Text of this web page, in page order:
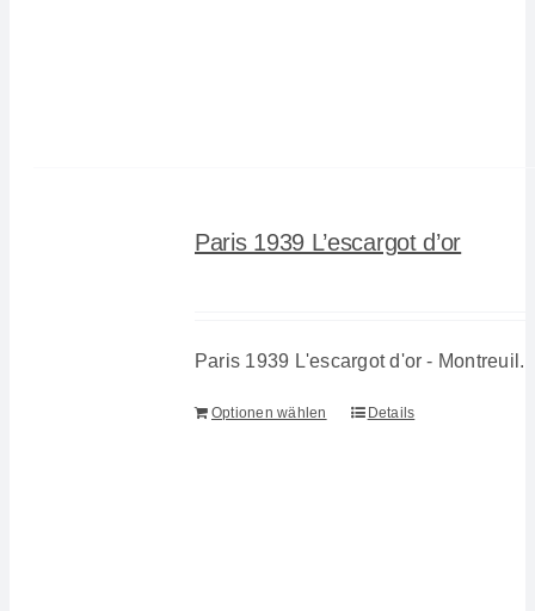
Paris 1939 L’escargot d’or
Paris 1939 L'escargot d'or - Montreuil.
Optionen wählen Details